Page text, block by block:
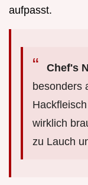
aufpasst.
Chef's
besonders
wirklich
zu Lauch